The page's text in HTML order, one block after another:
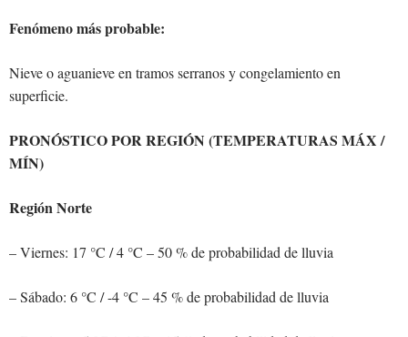
Fenómeno más probable:
Nieve o aguanieve en tramos serranos y congelamiento en
superficie.
PRONÓSTICO POR REGIÓN (TEMPERATURAS MÁX /
MÍN)
Región Norte
– Viernes: 17 °C / 4 °C – 50 % de probabilidad de lluvia
– Sábado: 6 °C / -4 °C – 45 % de probabilidad de lluvia